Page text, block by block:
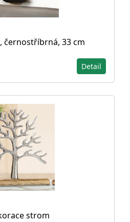
černostříbrná, 33 cm
Detail
strom